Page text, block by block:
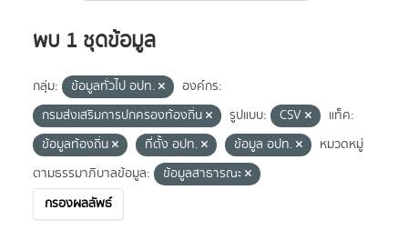
พบ 1 ชุดข้อมูล
กลุ่ม: ข้อมูลทั่วไป อปท.
องค์กร:
กรมส่งเสริมการปกครองท้องถิ่น
รูปแบบ: CSV
แท็ค:
ข้อมูลท้องถิ่น
ที่ตั้ง อปท. ข้อมูล อปท.
หมวดหมู่
ตามธรรมาภิบาลข้อมูล:
ข้อมูลสาธารณะ
กรองผลลัพธ์